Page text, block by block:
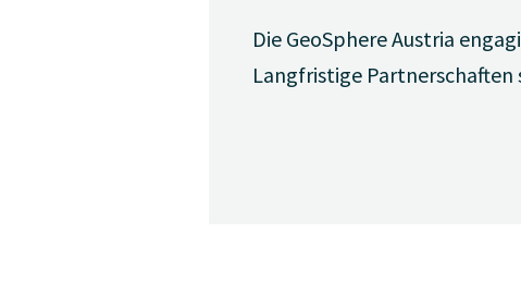
Die GeoSphere Austria
Langfristige Partnerschaften